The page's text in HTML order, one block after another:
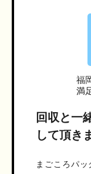
福
満
回収と一
して頂き
まごころパ